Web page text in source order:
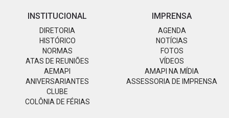
INSTITUCIONAL
DIRETORIA
HISTÓRICO
NORMAS
ATAS DE REUNIÕES
AEMAPI
ANIVERSARIANTES
CLUBE
COLÔNIA DE FÉRIAS
IMPRENSA
AGENDA
NOTÍCIAS
FOTOS
VÍDEOS
AMAPI NA MÍDIA
ASSESSORIA DE IMPRENSA